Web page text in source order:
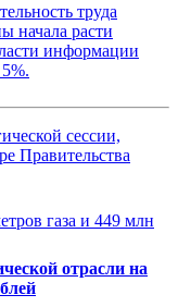
труда
начала расти
информации
сессии,
Правительства
отрасли на